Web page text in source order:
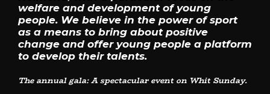
welfare and development of young
people. We believe in the power of sport
as a means to bring about positive
change and offer young people a platform
to develop their talents.
The annual gala: A spectacular event on Whit Sunday.